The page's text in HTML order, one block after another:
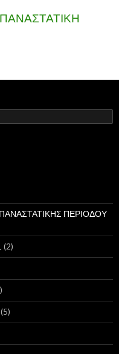
ΠΕΡΙΟΔΟΥ
(2)
(5)